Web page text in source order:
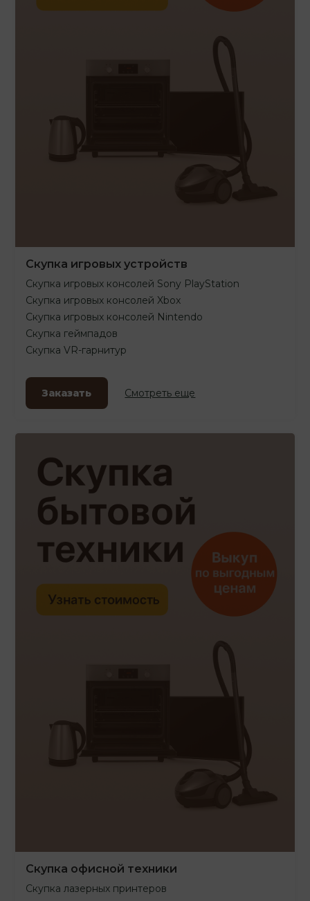
Скупка игровых устройств
Скупка игровых консолей Sony PlayStation
Скупка игровых консолей Xbox
Скупка игровых консолей Nintendo
Скупка геймпадов
Скупка VR-гарнитур
Заказать Смотреть еще
Скупка офисной техники
Скупка лазерных принтеров